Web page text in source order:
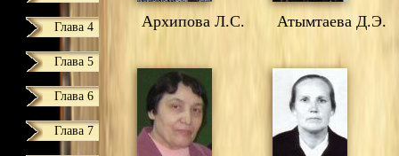
Глава 4
Глава 5
Глава 6
Глава 7
Архипова Л.С. Атымтаева Д.Э.